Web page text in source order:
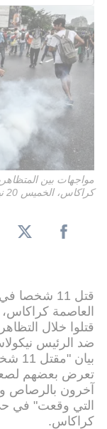
مواجهات بين
كراكاس، الخميس 20 نيسان/ابريل 2017
قتل 11
قتلوا خلال
ضد الرئيس
تعرض بعضهم
آخرون بالرصاص
التي وقعت" في
كراكاس.